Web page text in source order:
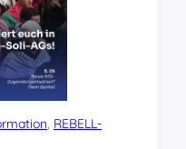
, REBELL-